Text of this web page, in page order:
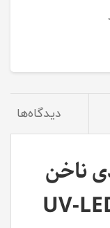
دیدگاه‌ها
ناخن